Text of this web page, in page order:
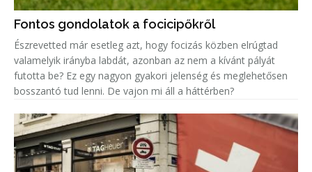
Fontos gondolatok a focicipőkről
Észrevetted már esetleg azt, hogy focizás közben elrúgtad
valamelyik irányba labdát, azonban az nem a kívánt pályát
futotta be? Ez egy nagyon gyakori jelenség és meglehetősen
bosszantó tud lenni. De vajon mi áll a háttérben?